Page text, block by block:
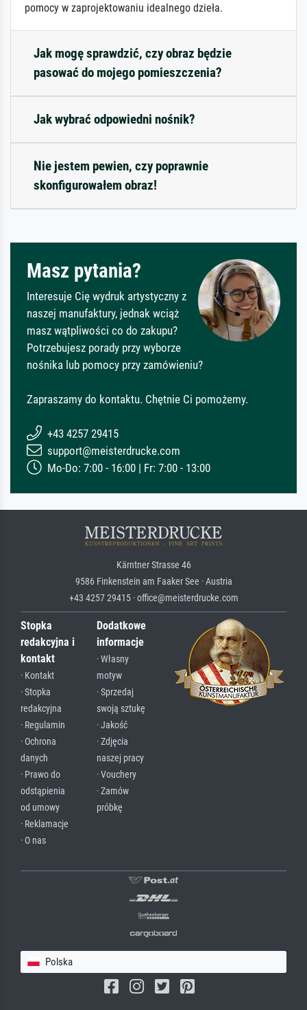
pomocy w zaprojektowaniu idealnego dzieła.
Jak mogę sprawdzić, czy obraz będzie
pasować do mojego pomieszczenia?
Jak wybrać odpowiedni nośnik?
Nie jestem pewien, czy poprawnie
skonfigurowałem obraz!
Masz pytania?
Interesuje Cię wydruk artystyczny z
naszej manufaktury, jednak wciąż
masz wątpliwości co do zakupu?
Potrzebujesz porady przy wyborze
nośnika lub pomocy przy zamówieniu?
Zapraszamy do kontaktu. Chętnie Ci pomożemy.
+43 4257 29415
support@meisterdrucke.com
Mo-Do: 7:00 - 16:00 | Fr: 7:00 - 13:00
Kärntner Strasse 46
9586 Finkenstein am Faaker See · Austria
+43 4257 29415 · office@meisterdrucke.com
Stopka
redakcyjna i
kontakt
· Kontakt
· Stopka
redakcyjna
· Regulamin
· Ochrona
danych
· Prawo do
odstąpienia
od umowy
· Reklamacje
· O nas
Dodatkowe
informacje
· Własny
motyw
· Sprzedaj
swoją sztukę
· Jakość
· Zdjęcia
naszej pracy
· Vouchery
· Zamów
próbkę
Polska